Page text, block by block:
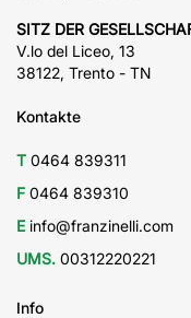
SITZ DER
V.lo del Liceo, 13
38122, Trento - TN
Kontakte
T 0464 839311
F 0464 839310
E info@franzinelli.com
UMS. 00312220221
Info